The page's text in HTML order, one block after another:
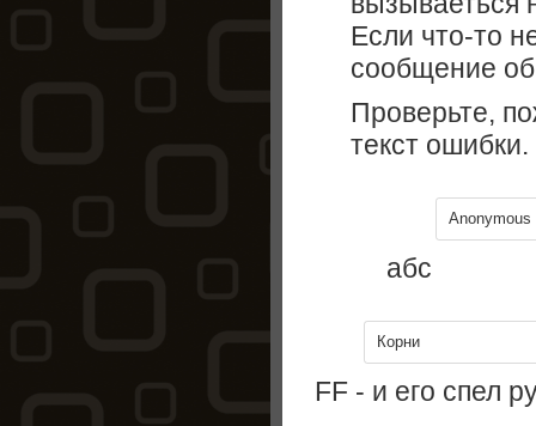
Если что-то
сообщение
Проверьте,
текст ошибки.
Anonymous
абс
Корни
FF - и его спел